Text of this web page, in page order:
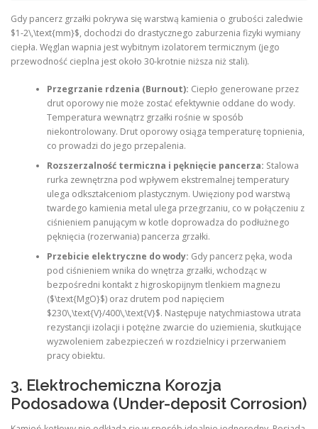
Gdy pancerz grzałki pokrywa się warstwą kamienia o grubości zaledwie
$1-2\,\text{mm}$, dochodzi do drastycznego zaburzenia fizyki wymiany
ciepła. Węglan wapnia jest wybitnym izolatorem termicznym (jego
przewodność cieplna jest około 30-krotnie niższa niż stali).
Przegrzanie rdzenia (Burnout): Ciepło generowane przez
drut oporowy nie może zostać efektywnie oddane do wody.
Temperatura wewnątrz grzałki rośnie w sposób
niekontrolowany. Drut oporowy osiąga temperaturę topnienia,
co prowadzi do jego przepalenia.
Rozszerzalność termiczna i pęknięcie pancerza: Stalowa
rurka zewnętrzna pod wpływem ekstremalnej temperatury
ulega odkształceniom plastycznym. Uwięziony pod warstwą
twardego kamienia metal ulega przegrzaniu, co w połączeniu z
ciśnieniem panującym w kotle doprowadza do podłużnego
pęknięcia (rozerwania) pancerza grzałki.
Przebicie elektryczne do wody: Gdy pancerz pęka, woda
pod ciśnieniem wnika do wnętrza grzałki, wchodząc w
bezpośredni kontakt z higroskopijnym tlenkiem magnezu
($\text{MgO}$) oraz drutem pod napięciem
$230\,\text{V}/400\,\text{V}$. Następuje natychmiastowa utrata
rezystancji izolacji i potężne zwarcie do uziemienia, skutkujące
wyzwoleniem zabezpieczeń w rozdzielnicy i przerwaniem
pracy obiektu.
3. Elektrochemiczna Korozja
Podosadowa (Under-deposit Corrosion)